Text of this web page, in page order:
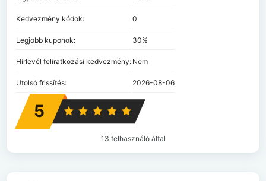
Kedvezmény kódok: 0
Legjobb kuponok: 30%
Hírlevél feliratkozási kedvezmény: Nem
Utolsó frissítés: 2026-08-06
5
13 felhasználó által